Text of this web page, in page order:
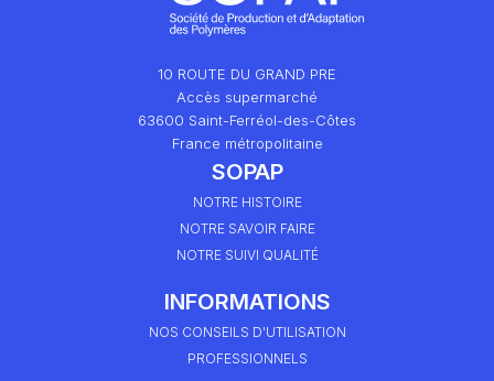
10 ROUTE DU GRAND PRE
Accès supermarché
63600 Saint-Ferréol-des-Côtes
France métropolitaine
SOPAP
NOTRE HISTOIRE
NOTRE SAVOIR FAIRE
NOTRE SUIVI QUALITÉ
INFORMATIONS
NOS CONSEILS D'UTILISATION
PROFESSIONNELS